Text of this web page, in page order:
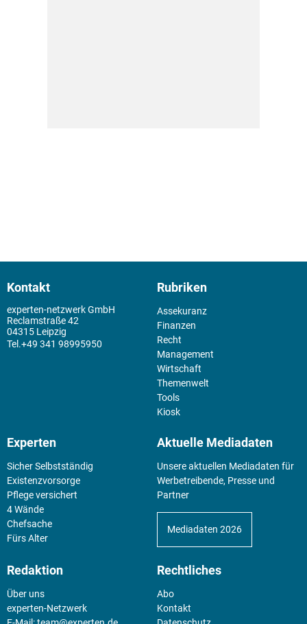
Kontakt
experten-netzwerk GmbH
Reclamstraße 42
04315 Leipzig
+49 341 98995950
Rubriken
Assekuranz
Finanzen
Recht
Management
Wirtschaft
Themenwelt
Tools
Kiosk
Experten
Sicher Selbstständig
Existenz­vorsorge
Pflege versichert
4 Wände
Chefsache
Fürs Alter
Aktuelle Mediadaten
Unsere aktuellen Mediadaten für
Werbetreibende, Presse und
Partner
Mediadaten 2026
Redaktion
Über uns
experten-Netzwerk
Rechtliches
Abo
Kontakt